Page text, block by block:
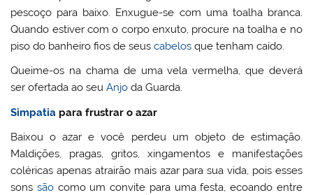
pescoço para baixo. Enxugue-se com uma toalha branca.
Quando estiver com o corpo enxuto, procure na toalha e no
piso do banheiro fios de seuscabelos que tenham caído.
Queime-os na chama de uma vela vermelha, que deverá
ser ofertada ao seuAnjo da Guarda.
Simpatia para frustrar o azar
Baixou o azar e você perdeu um objeto de estimação.
Maldições, pragas, gritos, xingamentos e manifestações
coléricas apenas atrairão mais azar para sua vida, pois esses
sons sãocomo um convite para uma festa, ecoando entre